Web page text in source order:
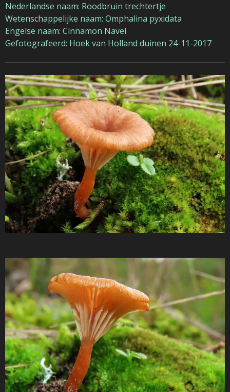
Nederlandse naam: Roodbruin trechtertje
Wetenschappelijke naam: Omphalina pyxidata
Engelse naam: Cinnamon Navel
Gefotografeerd: Hoek van Holland duinen 24-11-2017